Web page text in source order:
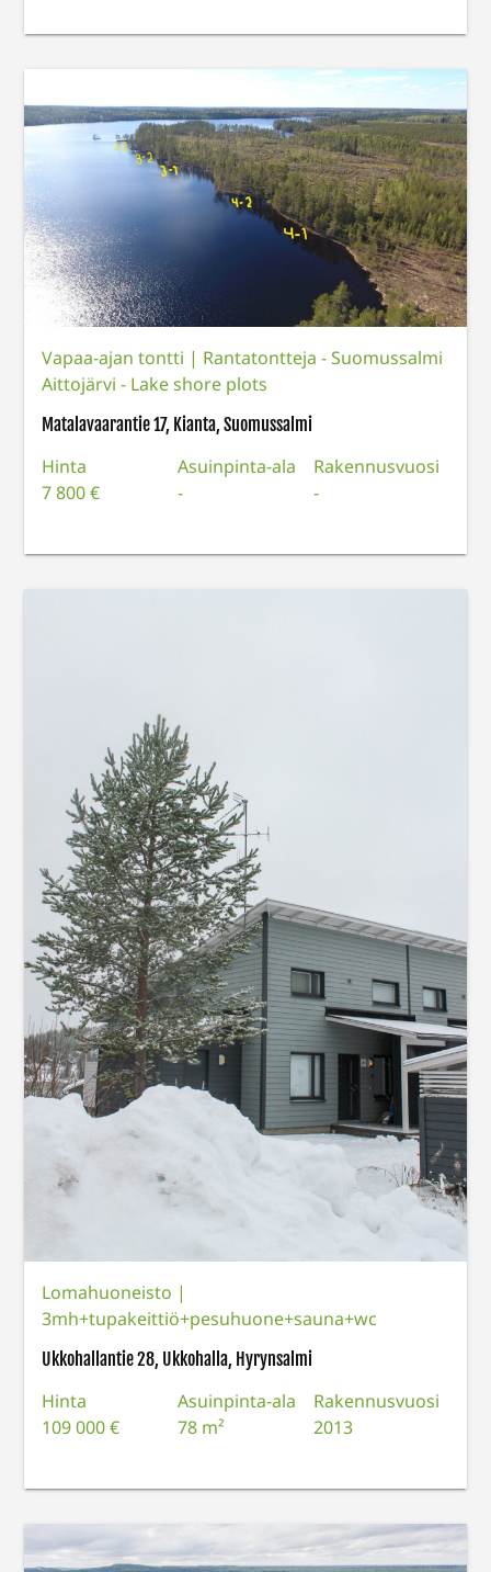
Vapaa-ajan tontti | Rantatontteja - Suomussalmi
Aittojärvi - Lake shore plots
Matalavaarantie 17, Kianta, Suomussalmi
Hinta
7 800 €
Asuinpinta-ala
-
Rakennusvuosi
-
Lomahuoneisto |
3mh+tupakeittiö+pesuhuone+sauna+wc
Ukkohallantie 28, Ukkohalla, Hyrynsalmi
Hinta
109 000 €
Asuinpinta-ala
78 m²
Rakennusvuosi
2013